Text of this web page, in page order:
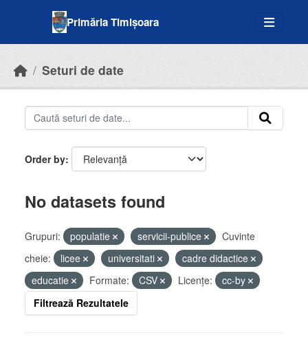
Primăria Timișoara
Seturi de date
Order by
No datasets found
Grupuri: populatie servicii-publice
Cuvinte
cheie:
licee universitati
cadre didactice
educatie
Formate: CSV Licenţe:
cc-by
Filtrează Rezultatele